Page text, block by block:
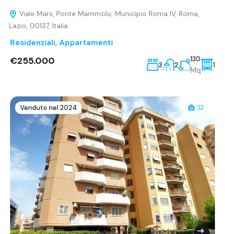
Viale Marx, Ponte Mammolo, Municipio Roma IV, Roma,
Lazio, 00137, Italia
Residenziali, Appartamenti
€255.000 3 2
130
Mq
1
Venduto nel 2024 32